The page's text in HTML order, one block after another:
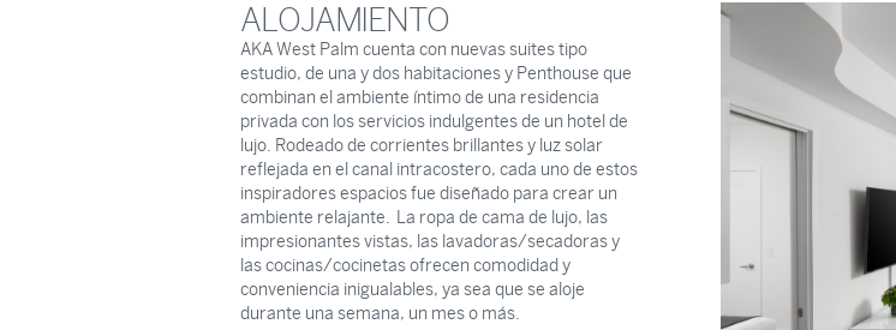
ALOJAMIENTO
AKA West Palm cuenta con nuevas suites tipo
estudio, de una y dos habitaciones y Penthouse que
combinan el ambiente íntimo de una residencia
privada con los servicios indulgentes de un hotel de
lujo. Rodeado de corrientes brillantes y luz solar
reflejada en el canal intracostero, cada uno de estos
inspiradores espacios fue diseñado para crear un
ambiente relajante. La ropa de cama de lujo, las
impresionantes vistas, las lavadoras/secadoras y
las cocinas/cocinetas ofrecen comodidad y
conveniencia inigualables, ya sea que se aloje
durante una semana, un mes o más.